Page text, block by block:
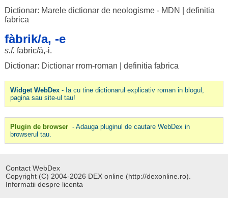
Dictionar: Marele dictionar de neologisme - MDN
definitia
fabrica
fàbrik/a, -e
s.f. fabric/ă,-i.
Dictionar: Dictionar rrom-roman
definitia fabrica
Widget WebDex- Ia cu tine dictionarul explicativ roman in blogul,
pagina sau site-ul tau!
Plugin de browser - Adauga pluginul de cautare WebDex in
browserul tau.
Contact WebDex
Copyright (C) 2004-2026 DEX online (http://dexonline.ro).
Informatii despre licenta